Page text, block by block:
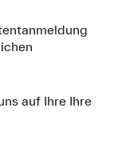
auf Ihre Ihre